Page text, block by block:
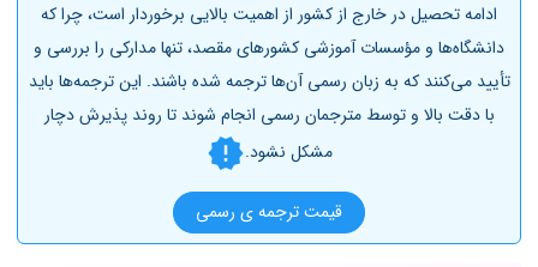
ادامه تحصیل در خارج از کشور از اهمیت بالایی برخوردار است، چرا که
دانشگاه‌ها و مؤسسات آموزشی کشورهای مقصد، تنها مدارکی را بررسی و
تأیید می‌کنند که به زبان رسمی آن‌ها ترجمه شده باشند. این ترجمه‌ها باید
با دقت بالا و توسط مترجمان رسمی انجام شوند تا روند پذیرش دچار
مشکل نشود.
قیمت ترجمه ی رسمی